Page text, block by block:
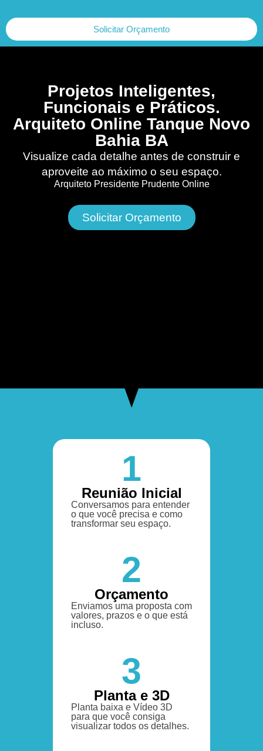
Solicitar Orçamento
Projetos Inteligentes,
Funcionais e Práticos.
Arquiteto Online Tanque Novo
Bahia BA
Visualize cada detalhe antes de construir e
aproveite ao máximo o seu espaço.
Arquiteto Presidente Prudente Online
Solicitar Orçamento
1
Reunião Inicial
Conversamos para entender
o que você precisa e como
transformar seu espaço.
2
Orçamento
Enviamos uma proposta com
valores, prazos e o que está
incluso.
3
Planta e 3D
Planta baixa e Vídeo 3D
para que você consiga
visualizar todos os detalhes.